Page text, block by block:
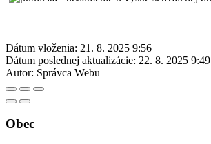
Dátum vloženia: 21. 8. 2025 9:56
Dátum poslednej aktualizácie: 22. 8. 2025 9:49
Autor: Správca Webu
Obec